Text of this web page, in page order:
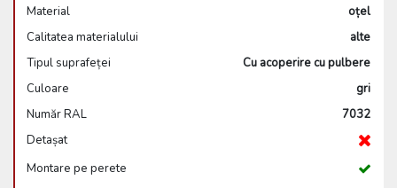
Material
oțel
Calitatea materialului
alte
Tipul suprafeței
Cu acoperire cu pulbere
Culoare
gri
Număr RAL
7032
Detașat
Montare pe perete